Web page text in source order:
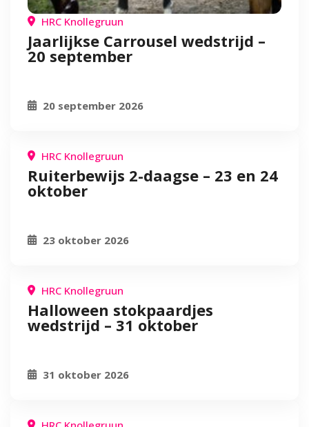
HRC Knollegruun
Jaarlijkse Carrousel wedstrijd –
20 september
20 september 2026
HRC Knollegruun
Ruiterbewijs 2-daagse – 23 en 24
oktober
23 oktober 2026
HRC Knollegruun
Halloween stokpaardjes
wedstrijd – 31 oktober
31 oktober 2026